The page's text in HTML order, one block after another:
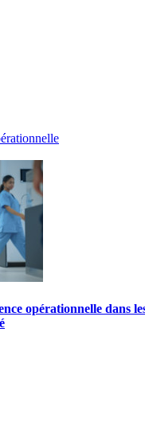
opérationnelle dans